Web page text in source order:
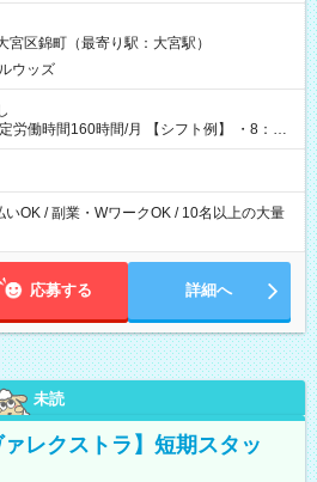
宮区錦町（最寄り駅：大宮駅）
ウッズ
時間/月 【シフト例】 ・8：00
いOK / 副業・WワークOK / 10名以上の大量
応募する 詳細へ
未読
レクストラ】短期スタッ